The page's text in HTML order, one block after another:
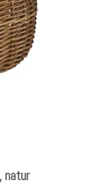
natur